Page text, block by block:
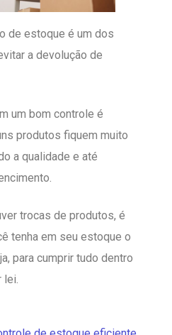
de estoque é um dos
a devolução de
um bom controle é
produtos fiquem muito
a qualidade e até
trocas de produtos, é
tenha em seu estoque o
para cumprir tudo dentro
lei.